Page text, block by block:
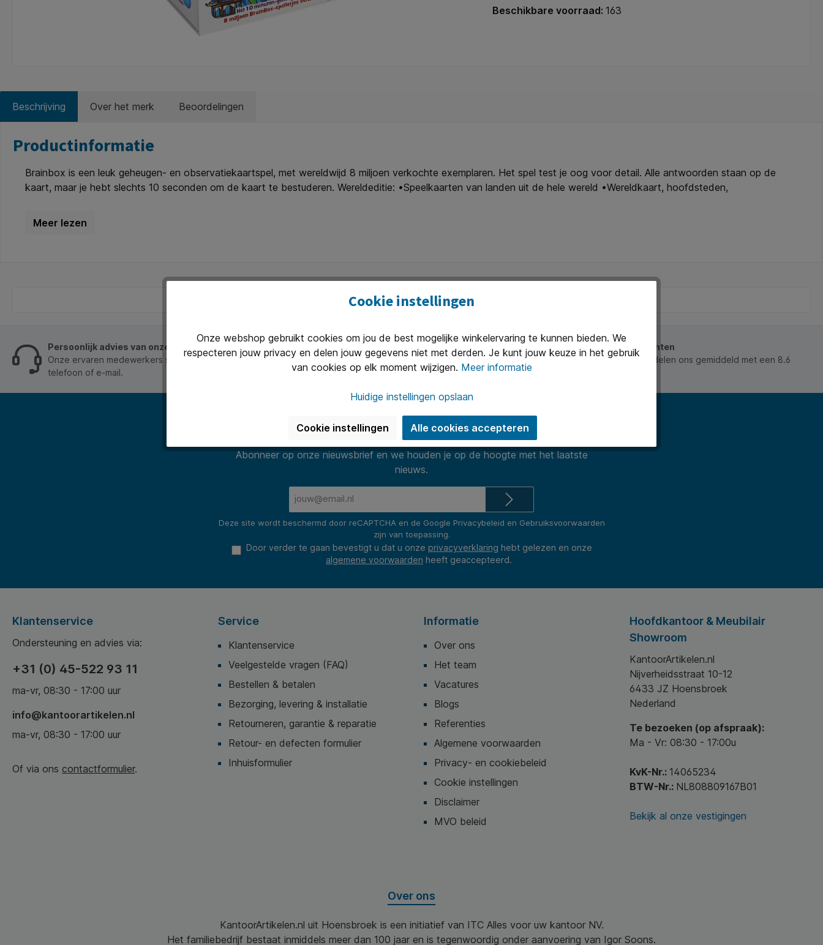
Beschikbare voorraad: 163
Beschrijving Over het merk Beoordelingen
Productinformatie
Brainbox is een leuk geheugen- en observatiekaartspel, met wereldwijd 8 miljoen verkochte exemplaren. Het spel test je oog voor detail. Alle antwoorden staan op de
kaart, maar je hebt slechts 10 seconden om de kaart te bestuderen. Wereldeditie: •Speelkaarten van landen uit de hele wereld •Wereldkaart, hoofdsteden,
Persoonlijk advies van onze klantenservice
Onze ervaren medewerkers staan je graag op werkdagen van 8.30 tot 17.00 te woord per
telefoon of e-mail.
Uitstekend beoordeeld door onze klanten
Onze klanten waarderen ons en beoordelen ons gemiddeld met een 8.6
(2400+ reviews).
Nieuwsbrief
Abonneer op onze nieuwsbrief en we houden je op de hoogte met het laatste
nieuws.
Deze site wordt beschermd door reCAPTCHA en de Google Privacybeleid en Gebruiksvoorwaarden
zijn van toepassing.
Door verder te gaan bevestigt u dat u onze privacyverklaring hebt gelezen en onze
algemene voorwaarden heeft geaccepteerd.
Klantenservice
Ondersteuning en advies via:
+31 (0) 45-522 93 11
ma-vr, 08:30 - 17:00 uur
info@kantoorartikelen.nl
ma-vr, 08:30 - 17:00 uur
Of via ons contactformulier.
Service
Klantenservice
Veelgestelde vragen (FAQ)
Bestellen & betalen
Bezorging, levering & installatie
Retourneren, garantie & reparatie
Retour- en defecten formulier
Inhuisformulier
Informatie
Over ons
Het team
Vacatures
Blogs
Referenties
Algemene voorwaarden
Privacy- en cookiebeleid
Cookie instellingen
Disclaimer
MVO beleid
Hoofdkantoor & Meubilair
Showroom
KantoorArtikelen.nl
Nijverheidsstraat 10-12
6433 JZ Hoensbroek
Nederland
Te bezoeken (op afspraak):
Ma - Vr: 08:30 - 17:00u
KvK-Nr.: 14065234
BTW-Nr.: NL808809167B01
Bekijk al onze vestigingen
Over ons
KantoorArtikelen.nl uit Hoensbroek is een initiatief van ITC Alles voor uw kantoor NV.
Het familiebedrijf bestaat inmiddels meer dan 100 jaar en is tegenwoordig onder aanvoering van Igor Soons.
Cookie instellingen
Onze webshop gebruikt cookies om jou de best mogelijke winkelervaring te kunnen bieden. We
respecteren jouw privacy en delen jouw gegevens niet met derden. Je kunt jouw keuze in het gebruik
van cookies op elk moment wijzigen. Meer informatie
Huidige instellingen opslaan
Cookie instellingen Alle cookies accepteren